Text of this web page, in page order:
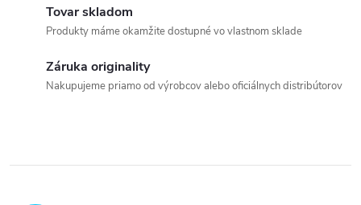
p
Tovar skladom
Produkty máme okamžite dostupné vo vlastnom sklade
Záruka originality
Nakupujeme priamo od výrobcov alebo oficiálnych distribútorov